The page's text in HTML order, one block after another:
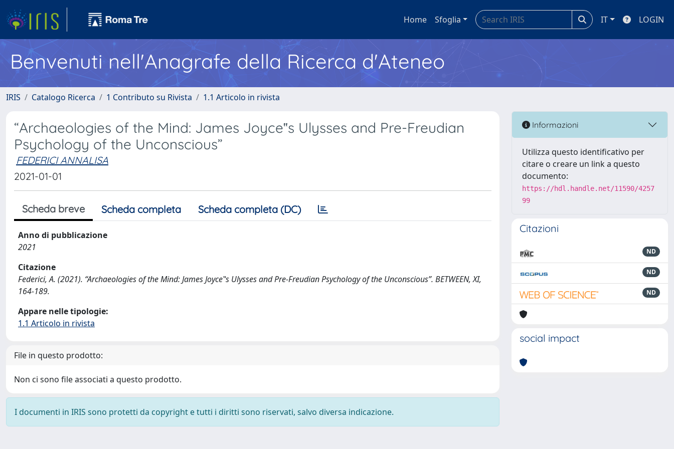
Home Sfoglia IT LOGIN
Benvenuti nell'Anagrafe della Ricerca d'Ateneo
IRIS Catalogo Ricerca 1 Contributo su Rivista 1.1 Articolo in rivista
“Archaeologies of the Mind: James Joyce‟s Ulysses and Pre-Freudian
Psychology of the Unconscious”
FEDERICI ANNALISA
2021-01-01
Scheda breve Scheda completa Scheda completa (DC)
Anno di pubblicazione
2021
Citazione
Federici, A. (2021). “Archaeologies of the Mind: James Joyce‟s Ulysses and Pre-Freudian Psychology of the Unconscious”. BETWEEN, XI,
164-189.
Appare nelle tipologie:
1.1 Articolo in rivista
File in questo prodotto:
Non ci sono file associati a questo prodotto.
I documenti in IRIS sono protetti da copyright e tutti i diritti sono riservati, salvo diversa indicazione.
Informazioni
Utilizza questo identificativo per
citare o creare un link a questo
documento:
https://hdl.handle.net/11590/4257
99
Citazioni
ND
ND
ND
social impact